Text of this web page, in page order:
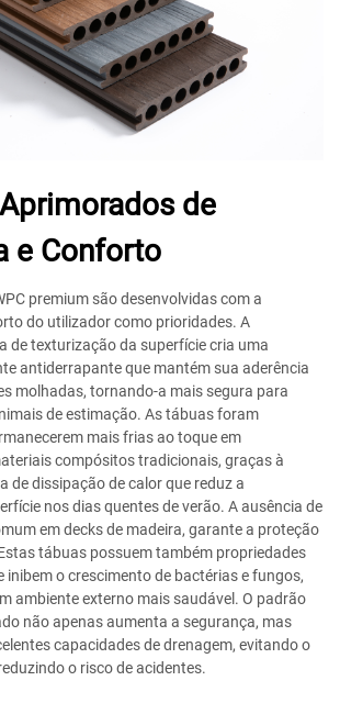
de
e Conforto
premium são desenvolvidas com a
do utilizador como prioridades. A
de texturização da superfície cria uma
antiderrapante que mantém sua aderência
molhadas, tornando-a mais segura para
de estimação. As tábuas foram
mais frias ao toque em
compósitos tradicionais, graças à
de dissipação de calor que reduz a
nos dias quentes de verão. A ausência de
em decks de madeira, garante a proteção
tábuas possuem também propriedades
o crescimento de bactérias e fungos,
ambiente externo mais saudável. O padrão
não apenas aumenta a segurança, mas
capacidades de drenagem, evitando o
o risco de acidentes.